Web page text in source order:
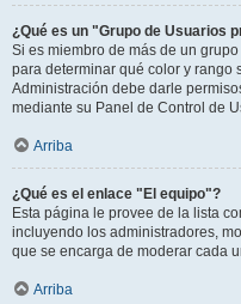
¿Qué es un "Grupo de Usuarios
Si es miembro de más de un
para determinar qué color y rango
Administración debe darle
mediante su Panel de Control de
Arriba
¿Qué es el enlace "El equipo"?
Esta página le provee de la lista
incluyendo los administradores,
que se encarga de moderar cada
Arriba